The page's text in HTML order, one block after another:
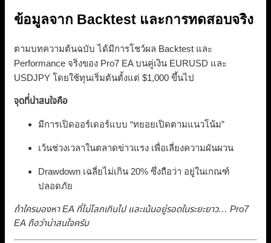
ข้อมูลจาก Backtest และการทดสอบจริง
ตามบทความต้นฉบับ ได้มีการโชว์ผล Backtest และ
Performance จริงของ Pro7 EA บนคู่เงิน EURUSD และ
USDJPY โดยใช้ทุนเริ่มต้นตั้งแต่ $1,000 ขึ้นไป
จุดที่น่าสนใจคือ
มีการเปิดออร์เดอร์แบบ “ทยอยเปิดตามแนวโน้ม”
เว้นช่วงเวลาในตลาดข่าวแรง เพื่อเลี่ยงความผันผวน
Drawdown เฉลี่ยไม่เกิน 20% ซึ่งถือว่า อยู่ในเกณฑ์
ปลอดภัย
ถ้าใครมองหา EA ที่ไม่โลภเกินไป และเน้นอยู่รอดในระยะยาว… Pro7
EA ถือว่าน่าสนใจครับ